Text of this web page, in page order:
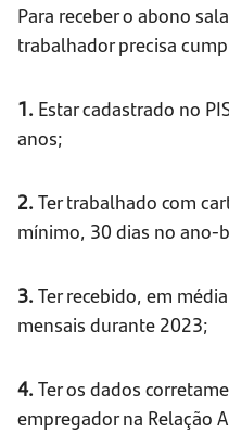
Para receber o abono
trabalhador precisa
1. Estar cadastrado no
anos;
2. Ter trabalhado com
mínimo, 30 dias no ano-
3. Ter recebido, em
mensais durante 2023;
4. Ter os dados
empregador na Relação